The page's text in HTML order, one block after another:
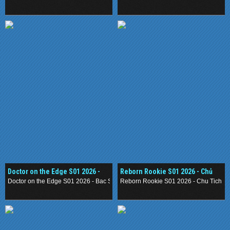
Doctor on the Edge S01 2026 -
Bác Sĩ Đảo Hoang
Doctor on the Edge S01 2026 - Bac Si Dao Hoang
Reborn Rookie S01 2026 - Chủ
Tịch Tập Sự
Reborn Rookie S01 2026 - Chu Tich